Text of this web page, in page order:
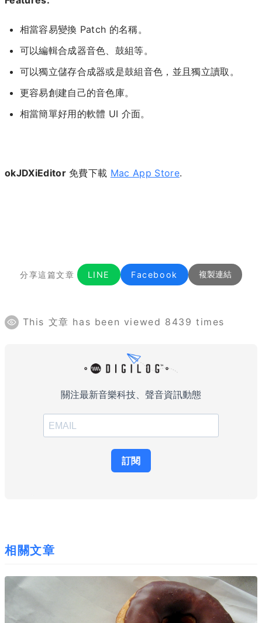
相當容易變換 Patch 的名稱。
可以編輯合成器音色、鼓組等。
可以獨立儲存合成器或是鼓組音色，並且獨立讀取。
更容易創建自己的音色庫。
相當簡單好用的軟體 UI 介面。
okJDXiEditor免費下載 Mac App Store.
分享這篇文章 LINE Facebook 複製連結
This 文章 has been viewed 8439 times
相關文章